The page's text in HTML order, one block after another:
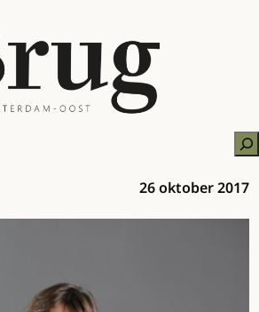
26 oktober 2017